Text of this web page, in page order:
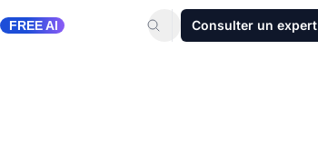
FREE AI Consulter un expert